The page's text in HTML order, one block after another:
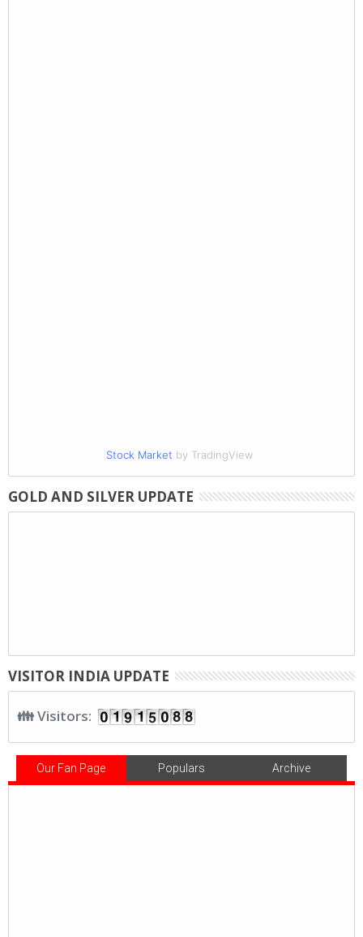
Stock Market by TradingView
GOLD AND SILVER UPDATE
VISITOR INDIA UPDATE
👪 Visitors:
Our Fan Page Populars Archive